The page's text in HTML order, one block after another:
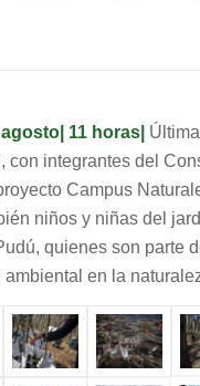
11 horas|
con integrantes del
Campus
niños y niñas del
quienes son parte
en la